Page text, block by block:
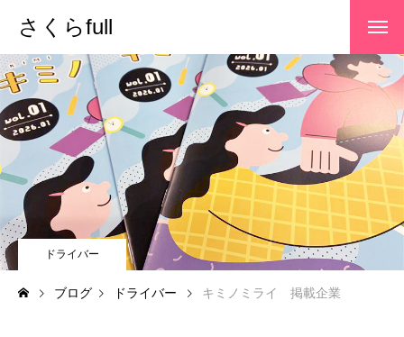
さくらfull
キミノミライ 掲載企業
ドライバー
ブログ ドライバー キミノミライ 掲載企業